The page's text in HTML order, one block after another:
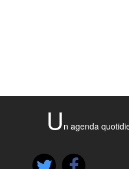
U n agenda